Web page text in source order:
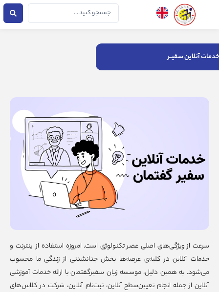
جستجو
خدمات آنلاین سفیــر
سرعت از ویژگی‌های اصلی عصر تکنولوژی است. امروزه استفاده از اینترنت و
خدمات آنلاین در کلیه­‌ی عرصه‌ها بخش جدانشدنی از زندگی ما محسوب
می‌شود. به همین دلیل، موسسه زبان سفیرگفتمان با ارائه خدمات آموزشی
آنلاین از جمله انجام تعیین‌سطح آنلاین، ثبت‌نام آنلاین، شرکت در کلاس‌های